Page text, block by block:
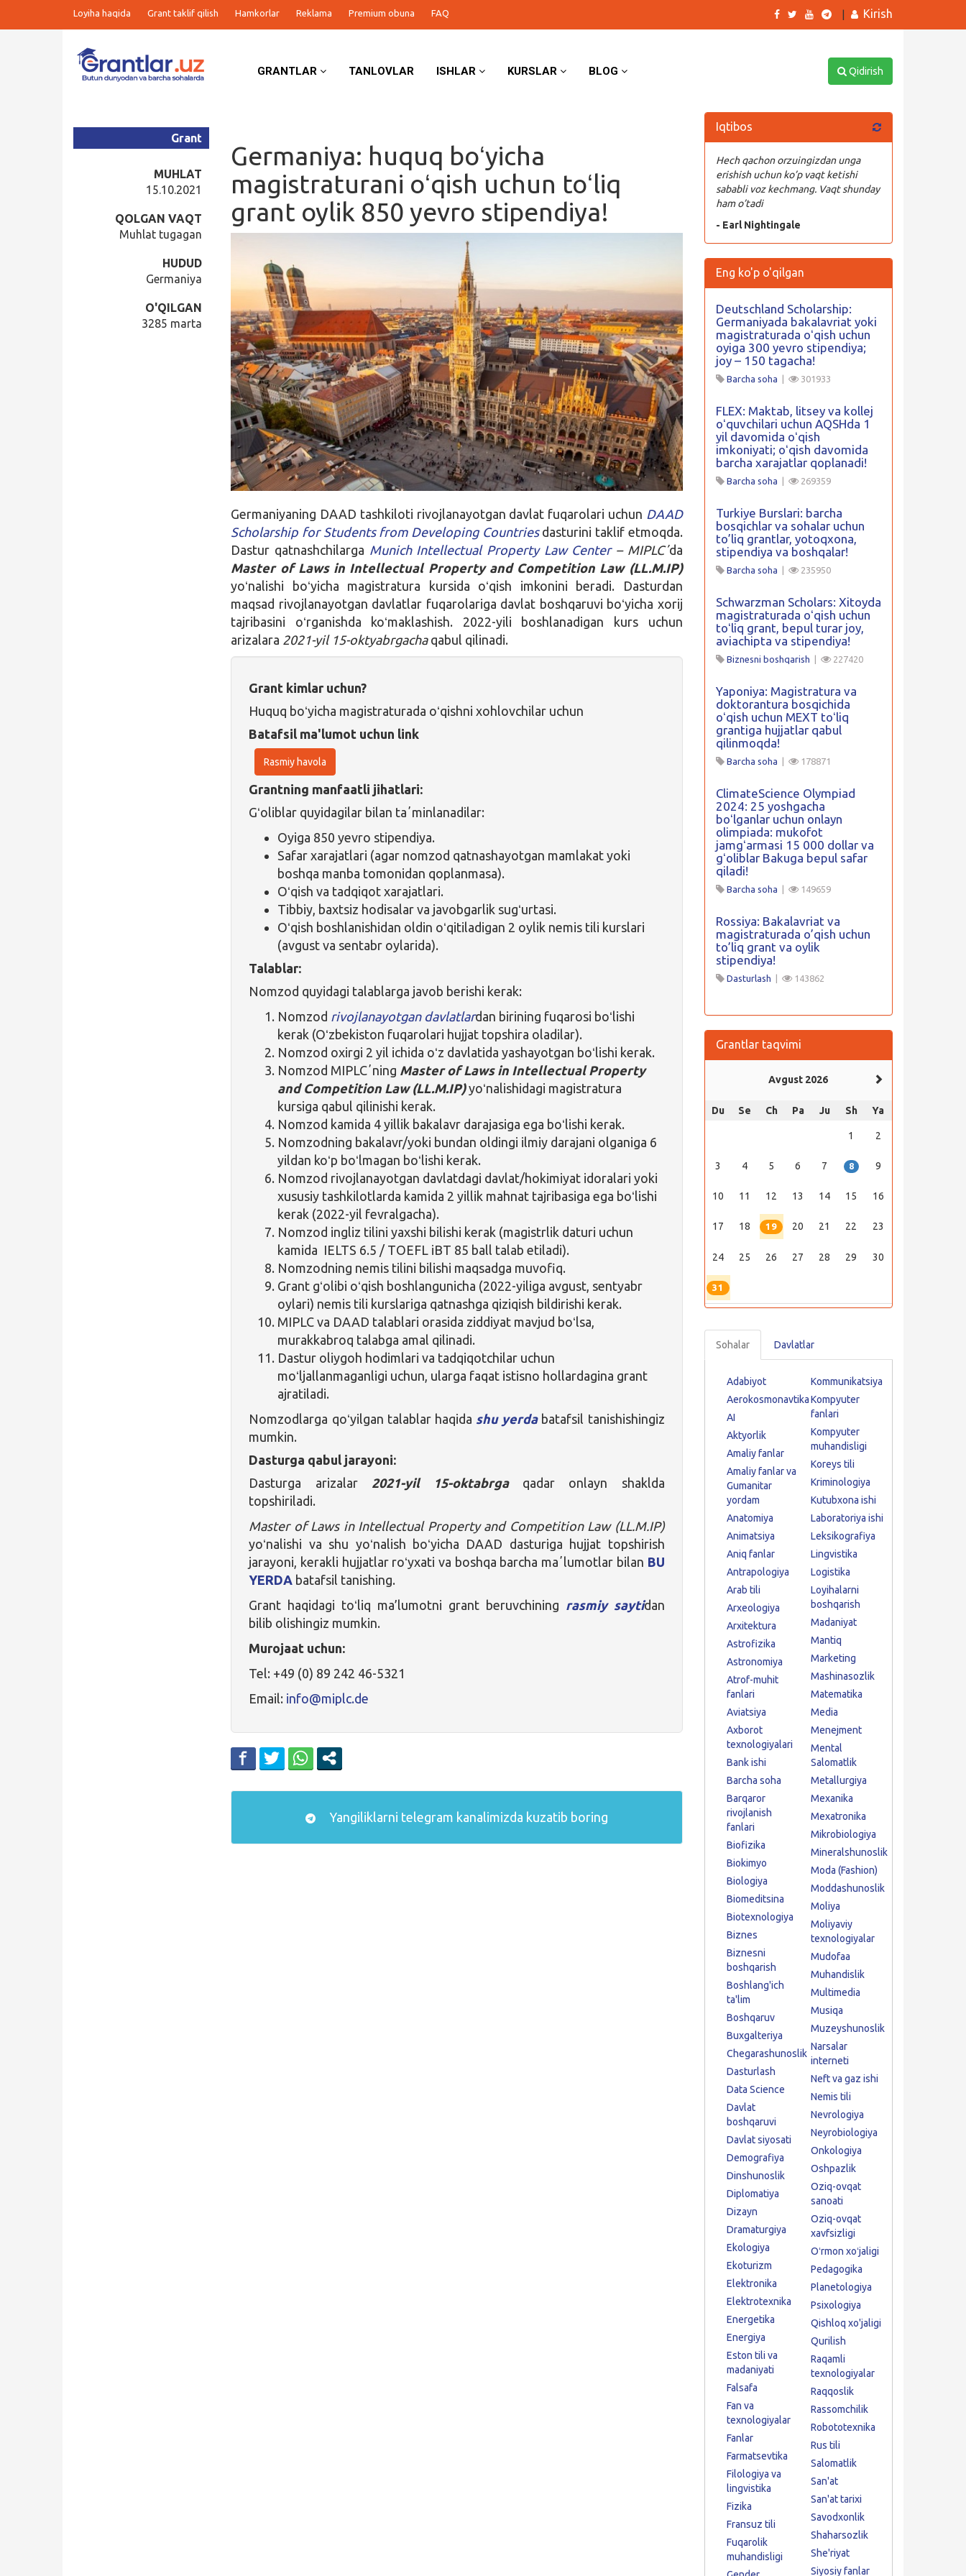
Loyiha haqida Grant taklif qilish Hamkorlar Reklama Premium obuna FAQ Kirish
GRANTLAR TANLOVLAR ISHLAR KURSLAR BLOG Qidirish
Germaniya: huquq boʻyicha
magistraturani oʻqish uchun toʻliq
grant oylik 850 yevro stipendiya!
Grant
MUHLAT
15.10.2021
QOLGAN VAQT
Muhlat tugagan
HUDUD
Germaniya
O'QILGAN
3285 marta
Germaniyaning DAAD tashkiloti rivojlanayotgan davlat fuqarolari uchun DAAD
Scholarship for Students from Developing Countriesdasturini taklif etmoqda.
Dastur qatnashchilarga Munich Intellectual Property Law Center– MIPLCʼda
Master of Laws in Intellectual Property and Competition Law (LL.M.IP)
yoʻnalishi boʻyicha magistratura kursida oʻqish imkonini beradi. Dasturdan
maqsad rivojlanayotgan davlatlar fuqarolariga davlat boshqaruvi boʻyicha xorij
tajribasini oʻrganishda koʻmaklashish. 2022-yili boshlanadigan kurs uchun
arizalara 2021-yil 15-oktyabrgachaqabul qilinadi.
Grant kimlar uchun?
Huquq boʻyicha magistraturada oʻqishni xohlovchilar uchun
Batafsil ma'lumot uchun link
Rasmiy havola
Grantning manfaatli jihatlari:
Gʻoliblar quyidagilar bilan taʼminlanadilar:
Oyiga 850 yevro stipendiya.
Safar xarajatlari (agar nomzod qatnashayotgan mamlakat yoki
boshqa manba tomonidan qoplanmasa).
Oʻqish va tadqiqot xarajatlari.
Tibbiy, baxtsiz hodisalar va javobgarlik sugʻurtasi.
Oʻqish boshlanishidan oldin oʻqitiladigan 2 oylik nemis tili kurslari
(avgust va sentabr oylarida).
Talablar:
Nomzod quyidagi talablarga javob berishi kerak:
Nomzod rivojlanayotgan davlatlardan birining fuqarosi boʻlishi
kerak (Oʻzbekiston fuqarolari hujjat topshira oladilar).
Nomzod oxirgi 2 yil ichida oʻz davlatida yashayotgan boʻlishi kerak.
Nomzod MIPLCʼning Master of Laws in Intellectual Property
and Competition Law (LL.M.IP)yoʻnalishidagi magistratura
kursiga qabul qilinishi kerak.
Nomzod kamida 4 yillik bakalavr darajasiga ega boʻlishi kerak.
Nomzodning bakalavr/yoki bundan oldingi ilmiy darajani olganiga 6
yildan koʻp boʻlmagan boʻlishi kerak.
Nomzod rivojlanayotgan davlatdagi davlat/hokimiyat idoralari yoki
xususiy tashkilotlarda kamida 2 yillik mahnat tajribasiga ega boʻlishi
kerak (2022-yil fevralgacha).
Nomzod ingliz tilini yaxshi bilishi kerak (magistrlik daturi uchun
kamida IELTS 6.5 / TOEFL iBT 85 ball talab etiladi).
Nomzodning nemis tilini bilishi maqsadga muvofiq.
Grant gʻolibi oʻqish boshlangunicha (2022-yiliga avgust, sentyabr
oylari) nemis tili kurslariga qatnashga qiziqish bildirishi kerak.
MIPLC va DAAD talablari orasida ziddiyat mavjud boʻlsa,
murakkabroq talabga amal qilinadi.
Dastur oliygoh hodimlari va tadqiqotchilar uchun
moʻljallanmaganligi uchun, ularga faqat istisno hollardagina grant
ajratiladi.
Nomzodlarga qoʻyilgan talablar haqida shu yerdabatafsil tanishishingiz
mumkin.
Dasturga qabul jarayoni:
Dasturga arizalar 2021-yil 15-oktabrga
qadar onlayn shaklda
topshiriladi.
Master of Laws in Intellectual Property and Competition Law (LL.M.IP)
yoʻnalishi va shu yoʻnalish boʻyicha DAAD dasturiga hujjat topshirish
jarayoni, kerakli hujjatlar roʻyxati va boshqa barcha maʼlumotlar bilan BU
YERDA batafsil tanishing.
Grant haqidagi toʻliq ma’lumotni grant beruvchining rasmiy saytidan
bilib­­­­­­­­­­ olishingiz mumkin.
Murojaat uchun:
Tel: +49 (0) 89 242 46-5321
Email: info@miplc.de
Yangiliklarni telegram kanalimizda kuzatib boring
Iqtibos
Hech qachon orzuingizdan unga
erishish uchun ko’p vaqt ketishi
sababli voz kechmang. Vaqt shunday
ham o’tadi
- Earl Nightingale
Eng ko'p o'qilgan
Deutschland Scholarship:
Germaniyada bakalavriat yoki
magistraturada oʻqish uchun
oyiga 300 yevro stipendiya;
joy – 150 tagacha!
Barcha soha 301933
FLEX: Maktab, litsey va kollej
oʻquvchilari uchun AQSHda 1
yil davomida oʻqish
imkoniyati; oʻqish davomida
barcha xarajatlar qoplanadi!
Barcha soha 269359
Turkiye Burslari: barcha
bosqichlar va sohalar uchun
to’liq grantlar, yotoqxona,
stipendiya va boshqalar!
Barcha soha 235950
Schwarzman Scholars: Xitoyda
magistraturada oʻqish uchun
toʻliq grant, bepul turar joy,
aviachipta va stipendiya!
Biznesni boshqarish 227420
Yaponiya: Magistratura va
doktorantura bosqichida
oʻqish uchun MEXT toʻliq
grantiga hujjatlar qabul
qilinmoqda!
Barcha soha 178871
ClimateScience Olympiad
2024: 25 yoshgacha
boʻlganlar uchun onlayn
olimpiada: mukofot
jamgʻarmasi 15 000 dollar va
gʻoliblar Bakuga bepul safar
qiladi!
Barcha soha 149659
Rossiya: Bakalavriat va
magistraturada o’qish uchun
to’liq grant va oylik
stipendiya!
Dasturlash 143862
Grantlar taqvimi
Avgust 2026
Du Se Ch Pa Ju Sh Ya
1 2
3 4 5 6 7 8 9
10 11 12 13 14 15 16
17 18 19 20 21 22 23
24 25 26 27 28 29 30
31
Sohalar Davlatlar
Adabiyot
Aerokosmonavtika
AI
Aktyorlik
Amaliy fanlar
Amaliy fanlar va
Gumanitar
yordam
Anatomiya
Animatsiya
Aniq fanlar
Antrapologiya
Arab tili
Arxeologiya
Arxitektura
Astrofizika
Astronomiya
Atrof-muhit
fanlari
Aviatsiya
Axborot
texnologiyalari
Bank ishi
Barcha soha
Barqaror
rivojlanish
fanlari
Biofizika
Biokimyo
Biologiya
Biomeditsina
Biotexnologiya
Biznes
Biznesni
boshqarish
Boshlang'ich
ta'lim
Boshqaruv
Buxgalteriya
Chegarashunoslik
Dasturlash
Data Science
Davlat
boshqaruvi
Davlat siyosati
Demografiya
Dinshunoslik
Diplomatiya
Dizayn
Dramaturgiya
Ekologiya
Ekoturizm
Elektronika
Elektrotexnika
Energetika
Energiya
Eston tili va
madaniyati
Falsafa
Fan va
texnologiyalar
Fanlar
Farmatsevtika
Filologiya va
lingvistika
Fizika
Fransuz tili
Fuqarolik
muhandisligi
Kommunikatsiya
Kompyuter
fanlari
Kompyuter
muhandisligi
Koreys tili
Kriminologiya
Kutubxona ishi
Laboratoriya ishi
Leksikografiya
Lingvistika
Logistika
Loyihalarni
boshqarish
Madaniyat
Mantiq
Marketing
Mashinasozlik
Matematika
Media
Menejment
Mental
Salomatlik
Metallurgiya
Mexanika
Mexatronika
Mikrobiologiya
Mineralshunoslik
Moda (Fashion)
Moddashunoslik
Moliya
Moliyaviy
texnologiyalar
Mudofaa
Muhandislik
Multimedia
Musiqa
Muzeyshunoslik
Narsalar
interneti
Neft va gaz ishi
Nemis tili
Nevrologiya
Neyrobiologiya
Onkologiya
Oshpazlik
Oziq-ovqat
sanoati
Oziq-ovqat
xavfsizligi
Oʻrmon xoʻjaligi
Pedagogika
Planetologiya
Psixologiya
Qishloq xo'jaligi
Qurilish
Raqamli
texnologiyalar
Raqqoslik
Rassomchilik
Robototexnika
Rus tili
Salomatlik
San'at
San'at tarixi
Savodxonlik
Shaharsozlik
She'riyat
Siyosiy fanlar